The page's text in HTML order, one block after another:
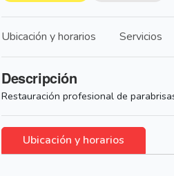
Ubicación y horarios Servicios
Descripción
Restauración profesional de
Ubicación y horarios